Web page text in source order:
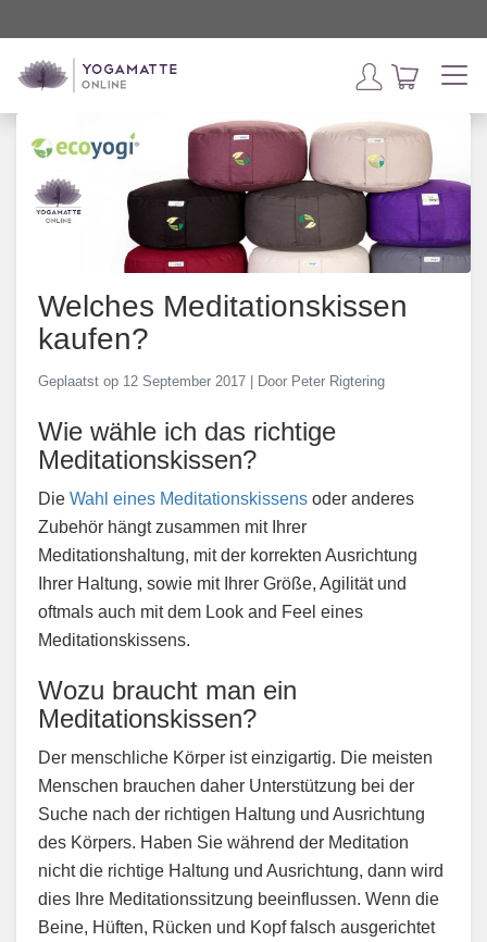
Welches Meditationskissen
kaufen?
Geplaatst op 12 September 2017 | Door Peter Rigtering
Wie wähle ich das richtige
Meditationskissen?
Die Wahl eines Meditationskissens oder anderes
Zubehör hängt zusammen mit Ihrer
Meditationshaltung, mit der korrekten Ausrichtung
Ihrer Haltung, sowie mit Ihrer Größe, Agilität und
oftmals auch mit dem Look and Feel eines
Meditationskissens.
Wozu braucht man ein
Meditationskissen?
Der menschliche Körper ist einzigartig. Die meisten
Menschen brauchen daher Unterstützung bei der
Suche nach der richtigen Haltung und Ausrichtung
des Körpers. Haben Sie während der Meditation
nicht die richtige Haltung und Ausrichtung, dann wird
dies Ihre Meditationssitzung beeinflussen. Wenn die
Beine, Hüften, Rücken und Kopf falsch ausgerichtet